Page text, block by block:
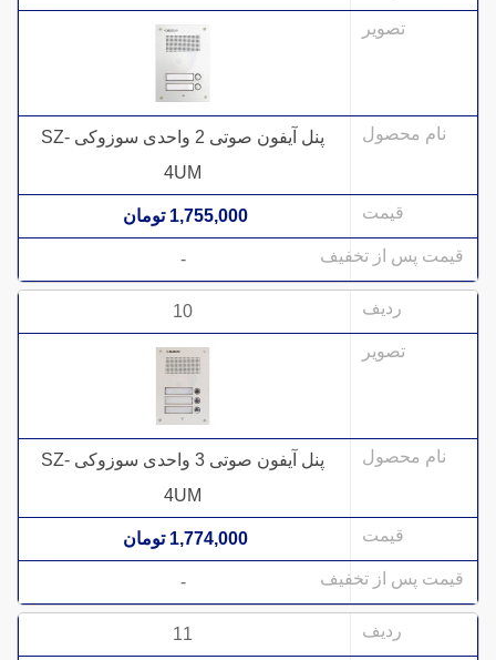
پنل آیفون صوتی 2 واحدی سوزوکی SZ-
4UM
1,755,000 تومان
-
10
پنل آیفون صوتی 3 واحدی سوزوکی SZ-
4UM
1,774,000 تومان
-
11